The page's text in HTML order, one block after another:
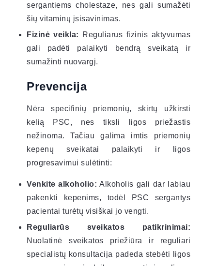
sergantiems cholestaze, nes gali sumažėti
šių vitaminų įsisavinimas.
Fizinė veikla:
Reguliarus fizinis aktyvumas
gali padėti palaikyti bendrą sveikatą ir
sumažinti nuovargį.
Prevencija
Nėra specifinių priemonių, skirtų užkirsti
kelią PSC, nes tiksli ligos priežastis
nežinoma. Tačiau galima imtis priemonių
kepenų sveikatai palaikyti ir ligos
progresavimui sulėtinti:
Venkite alkoholio: Alkoholis gali dar labiau
pakenkti kepenims, todėl PSC sergantys
pacientai turėtų visiškai jo vengti.
Reguliarūs sveikatos patikrinimai:
Nuolatinė sveikatos priežiūra ir reguliari
specialistų konsultacija padeda stebėti ligos